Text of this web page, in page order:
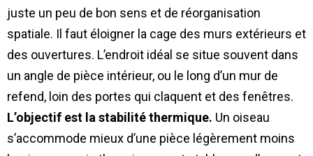
juste un peu de bon sens et de réorganisation
spatiale. Il faut éloigner la cage des murs extérieurs et
des ouvertures. L’endroit idéal se situe souvent dans
un angle de pièce intérieur, ou le long d’un mur de
refend, loin des portes qui claquent et des fenêtres.
L’objectif est la stabilité thermique. Un oiseau
s’accommode mieux d’une pièce légèrement moins